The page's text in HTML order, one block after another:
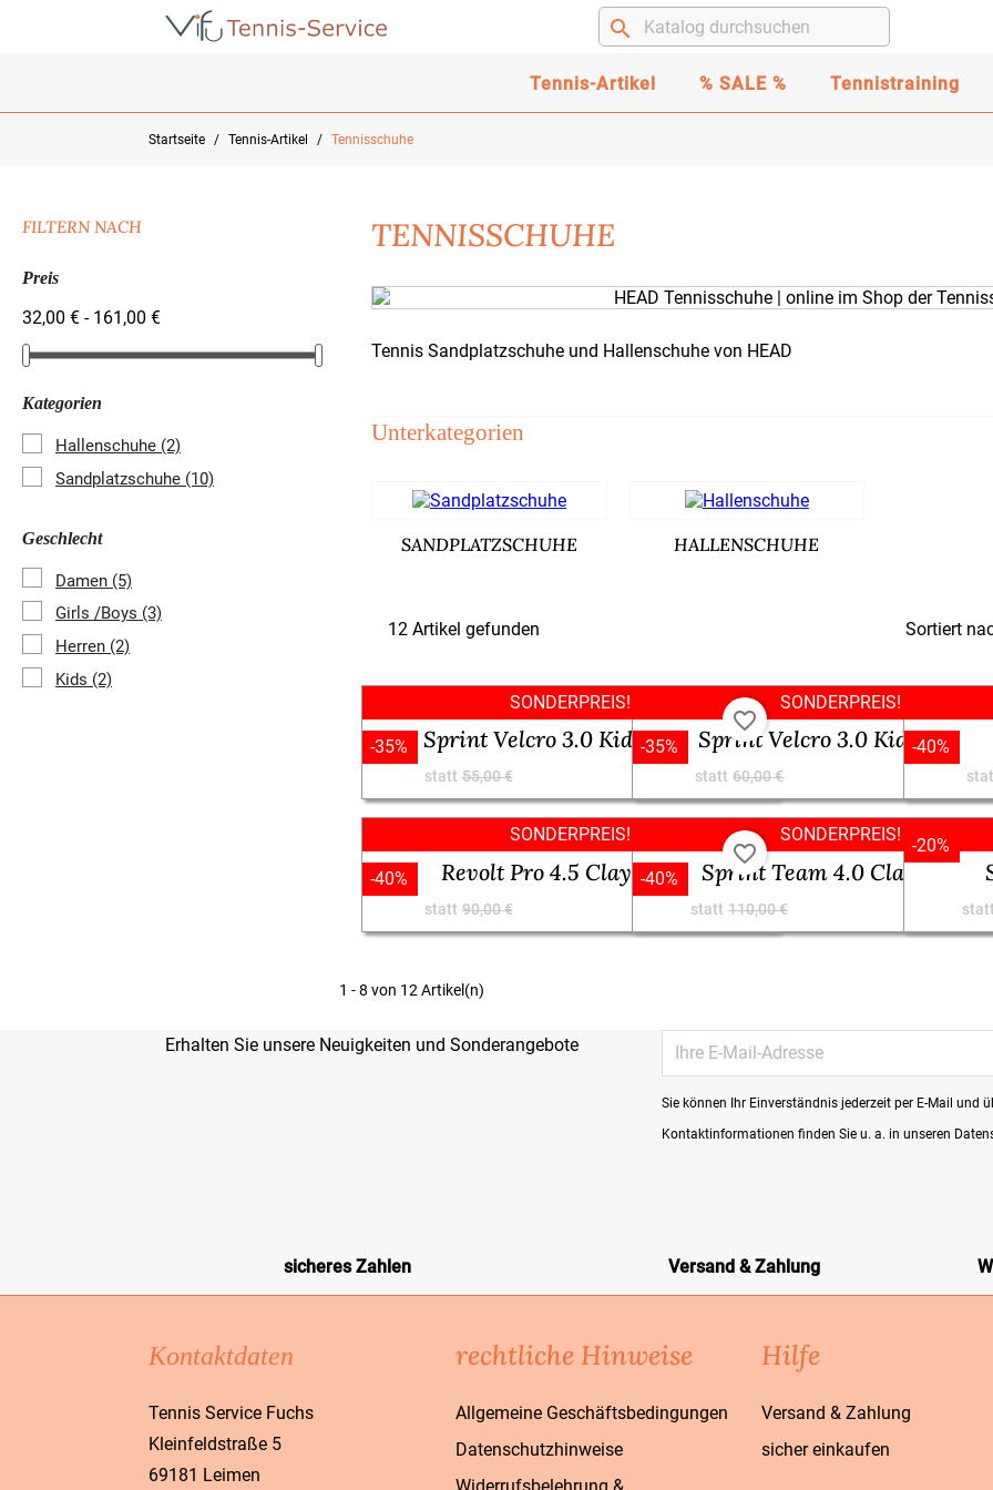
search
Tennis-Artikel % SALE % Tennistraining
Startseite Tennis-Artikel Tennisschuhe
FILTERN NACH
Preis
32,00 € - 161,00 €
Kategorien
Hallenschuhe (2)
Sandplatzschuhe (10)
Geschlecht
Damen (5)
Girls /Boys (3)
Herren (2)
Kids (2)
TENNISSCHUHE
Tennis Sandplatzschuhe und Hallenschuhe von HEAD
Unterkategorien
SANDPLATZSCHUHE HALLENSCHUHE
12 Artikel gefunden Sortiert
Sprint Velcro 3.0 Kids MNNR
statt 55,00 € 35,75 €
SONDERPREIS!
-35%
favorite_border
Sprint Velcro 3.0 Kids BNBK
statt 60,00 € 39,00 €
SONDERPREIS!
-35% -40%
Revolt Pro 4.5 Clay RDDB
statt 90,00 € 54,00 €
SONDERPREIS!
-40%
favorite_border
Sprint Team 4.0 Clay MVLI
statt 110,00 € 66,00 €
SONDERPREIS!
-40%
statt
-20%
1 - 8 von 12 Artikel(n)
Erhalten Sie unsere Neuigkeiten und Sonderangebote
Sie können Ihr Einverständnis jederzeit per E-Mail und
Kontaktinformationen finden Sie u. a. in unseren
sicheres Zahlen Versand & Zahlung
Kontaktdaten
Tennis Service Fuchs
Kleinfeldstraße 5
69181 Leimen
rechtliche Hinweise
Allgemeine Geschäftsbedingungen
Datenschutzhinweise
Hilfe
Versand & Zahlung
sicher einkaufen